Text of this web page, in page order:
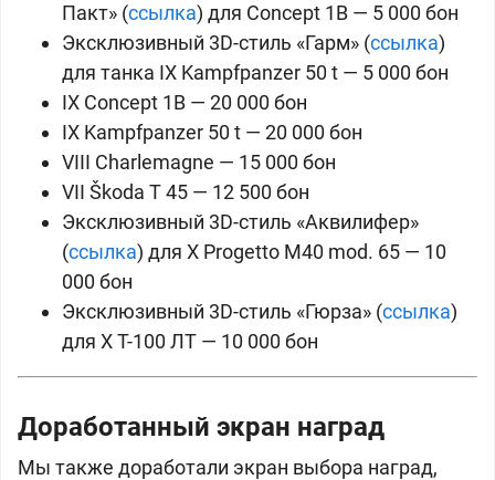
Пакт» (ссылка) для Concept 1B — 5 000 бон
Эксклюзивный 3D-стиль «Гарм» (ссылка)
для танка IX Kampfpanzer 50 t — 5 000 бон
IX Concept 1B — 20 000 бон
IX Kampfpanzer 50 t — 20 000 бон
VIII Charlemagne — 15 000 бон
VII Škoda T 45 — 12 500 бон
Эксклюзивный 3D-стиль «Аквилифер»
(ссылка) для X Progetto M40 mod. 65 — 10
000 бон
Эксклюзивный 3D-стиль «Гюрза» (ссылка)
для XТ-100 ЛТ — 10 000 бон
Доработанный экран наград
Мы также доработали экран выбора наград,